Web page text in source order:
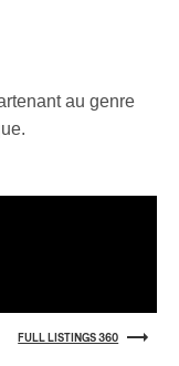
au genre
FULL LISTINGS 360